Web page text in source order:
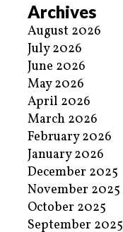
Archives
August 2026
July 2026
June 2026
May 2026
April 2026
March 2026
February 2026
January 2026
December 2025
November 2025
October 2025
September 2025